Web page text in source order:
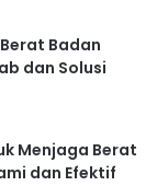
Badan
dan Solusi
Menjaga Berat
dan Efektif